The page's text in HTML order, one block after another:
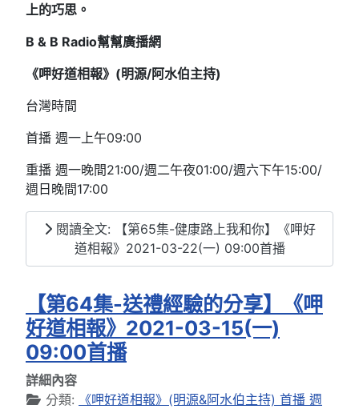
上的巧思。
B & B Radio幫幫廣播網
《呷好道相報》(明源/阿水伯主持)
台灣時間
首播 週一上午09:00
重播 週一晚間21:00/週二午夜01:00/週六下午15:00/
週日晚間17:00
閱讀全文: 【第65集-健康路上我和你】《呷好
道相報》2021-03-22(一) 09:00首播
【第64集-送禮經驗的分享】《呷
好道相報》2021-03-15(一)
09:00首播
詳細內容
分類:
《呷好道相報》(明源&阿水伯主持) 首播 週